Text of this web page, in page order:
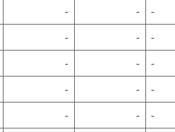
- - -
- - -
- - -
- - -
- - -